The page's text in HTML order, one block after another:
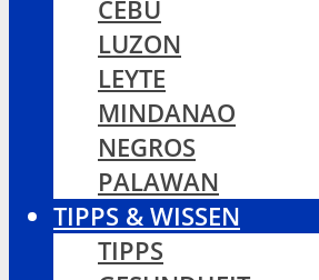
CEBU
LUZON
LEYTE
MINDANAO
NEGROS
PALAWAN
TIPPS & WISSEN
TIPPS